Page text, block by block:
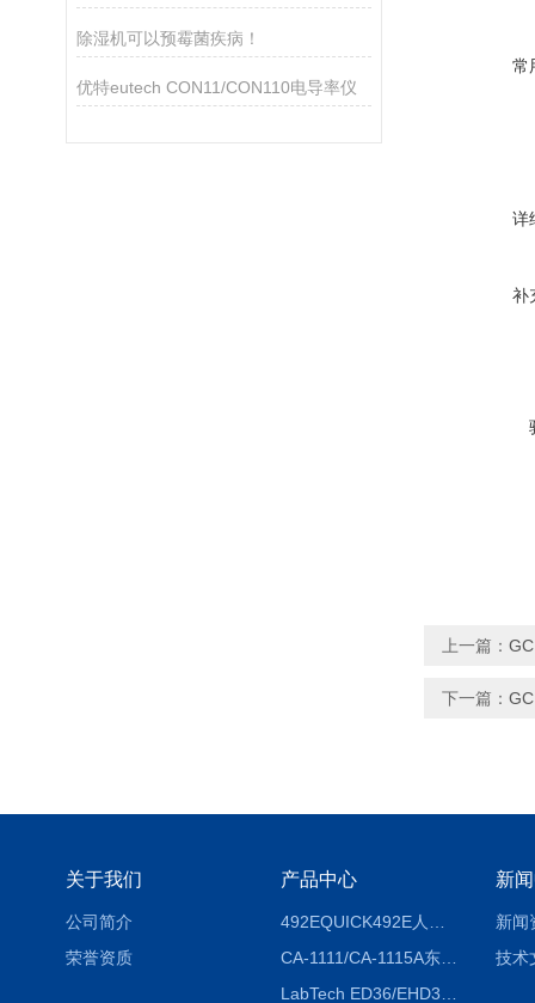
除湿机可以预霉菌疾病！
优特eutech CON11/CON110电导率仪
常
详
补
上一篇：
下一篇：
关于我们
公司简介
荣誉资质
产品中心
CA-1111/CA-1115A东京理化EYELA CA-1111/CA-1115A冷却水循环装置
新
新闻
技术